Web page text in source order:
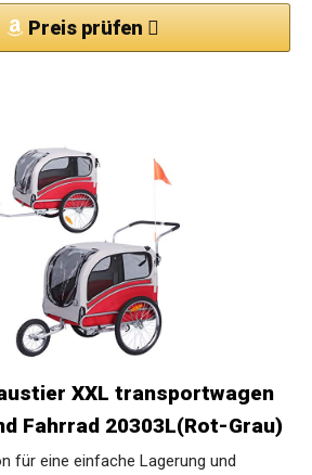
Preis prüfen
XXL transportwagen
Fahrrad 20303L(Rot-Grau)
für eine einfache Lagerung und